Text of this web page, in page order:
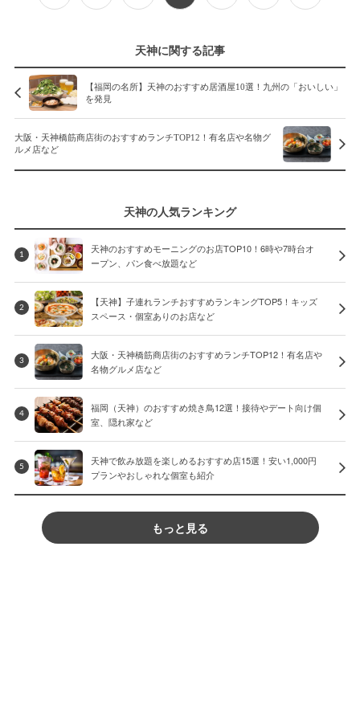
天神に関する記事
【福岡の名所】天神のおすすめ居酒屋10選！九州の「おいしい」
を発見
大阪・天神橋筋商店街のおすすめランチTOP12！有名店や名物グ
ルメ店など
天神の人気ランキング
1
天神のおすすめモーニングのお店TOP10！6時や7時台オ
ープン、パン食べ放題など
2
【天神】子連れランチおすすめランキングTOP5！キッズ
スペース・個室ありのお店など
3
大阪・天神橋筋商店街のおすすめランチTOP12！有名店や
名物グルメ店など
4
福岡（天神）のおすすめ焼き鳥12選！接待やデート向け個
室、隠れ家など
5
天神で飲み放題を楽しめるおすすめ店15選！安い1,000円
プランやおしゃれな個室も紹介
もっと見る